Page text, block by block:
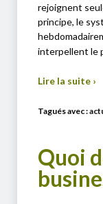
rejoignent
principe, le
interpellent le
Lire la suite ›
Tagués avec :
Quoi